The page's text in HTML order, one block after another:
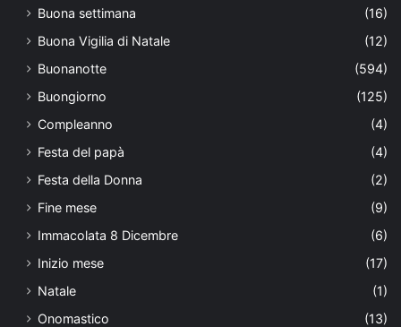
Buona settimana
(16)
Buona Vigilia di Natale
(12)
Buonanotte
(594)
Buongiorno
(125)
Compleanno
(4)
Festa del papà
(4)
Festa della Donna
(2)
Fine mese
(9)
Immacolata 8 Dicembre
(6)
Inizio mese
(17)
Natale
(1)
Onomastico
(13)